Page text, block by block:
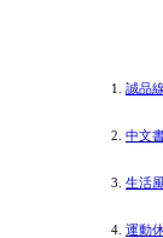
誠品
中文
生活
運動